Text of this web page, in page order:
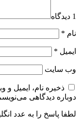
1 دیدگاه
نام *
ایمیل *
وب‌ سایت
ذخیره نام، ایمیل
دوباره دیدگاهی
لطفا پاسخ را به عدد